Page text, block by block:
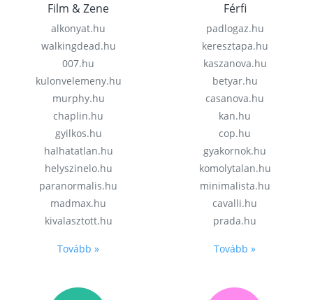
Film & Zene
alkonyat.hu
walkingdead.hu
007.hu
kulonvelemeny.hu
murphy.hu
chaplin.hu
gyilkos.hu
halhatatlan.hu
helyszinelo.hu
paranormalis.hu
madmax.hu
kivalasztott.hu
Tovább »
Férfi
padlogaz.hu
keresztapa.hu
kaszanova.hu
betyar.hu
casanova.hu
kan.hu
cop.hu
gyakornok.hu
komolytalan.hu
minimalista.hu
cavalli.hu
prada.hu
Tovább »